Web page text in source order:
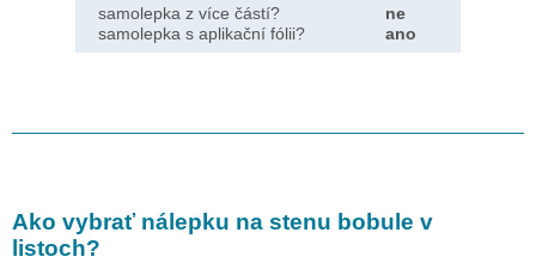
samolepka z více částí?
ne
samolepka s aplikační fólii?
ano
Ako vybrať nálepku na stenu bobule v
listoch?